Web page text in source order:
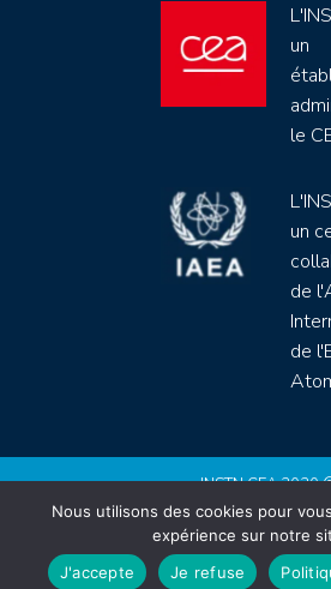
un
le
un
de
de
INSTN CEA 2020
Politique de protection de
Règlement intérieur
Mentions
Site by Youdemus
Nous utilisons des cookies pour
expérience sur notre
J'accepte
Je refuse